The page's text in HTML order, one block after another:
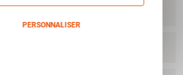
PERSONNALISER